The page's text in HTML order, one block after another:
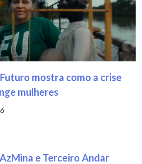
mostra como a crise
mulheres
e Terceiro Andar